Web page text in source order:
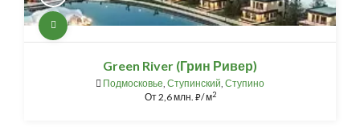
Green River (Грин Ривер)
Подмосковье, Ступинский, Ступино
От2,6 млн. ⃏/ м2